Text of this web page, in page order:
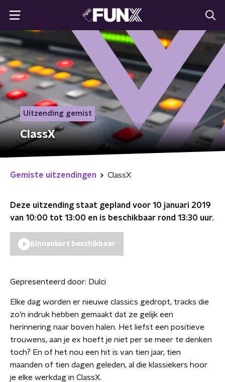
Uitzending gemist
ClassX
Gemiste uitzendingen ClassX
Deze uitzending staat gepland voor 10 januari 2019
van 10:00 tot 13:00 en is beschikbaar rond 13:30 uur.
Binnenkort beschikbaar
Gepresenteerd door: Dulci
Elke dag worden er nieuwe classics gedropt, tracks die
zo’n indruk hebben gemaakt dat ze gelijk een
herinnering naar boven halen. Het liefst een positieve
trouwens, aan je ex hoeft je niet per se meer te denken
toch? En of het nou een hit is van tien jaar, tien
maanden of tien dagen geleden, al die klassiekers hoor
je elke werkdag in ClassX.